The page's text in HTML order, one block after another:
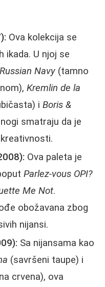
Ova kolekcija se
ikada. U njoj se
Russian Navy (tamno
Kremlin de la
i Boris &
smatraju da je
Ova paleta je
Parlez-vous OPI?
Me Not.
obožavana zbog
nijansi.
Sa nijansama kao
(savršeni taupe) i
crvena), ova